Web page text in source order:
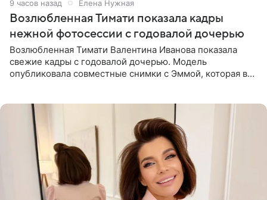
9 часов назад Елена Нужная
Возлюбленная Тимати показала кадры
нежной фотосессии с годовалой дочерью
Возлюбленная Тимати Валентина Иванова показала
свежие кадры с годовалой дочерью. Модель
опубликовала совместные снимки с Эммой, которая в